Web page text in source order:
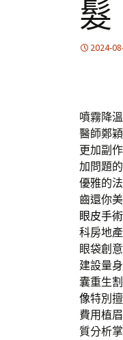
髮
2024-
噴霧降
醫師鄭
更加副
加問題
優雅的
齒還你
眼皮手術
科房地
眼袋創
建設量
囊重生
像特別
費用植
質分析